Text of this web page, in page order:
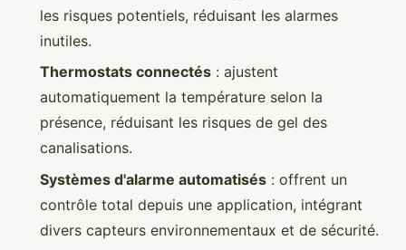
les risques potentiels, réduisant les alarmes
inutiles.
Thermostats connectés : ajustent
automatiquement la température selon la
présence, réduisant les risques de gel des
canalisations.
Systèmes d'alarme automatisés : offrent un
contrôle total depuis une application, intégrant
divers capteurs environnementaux et de sécurité.